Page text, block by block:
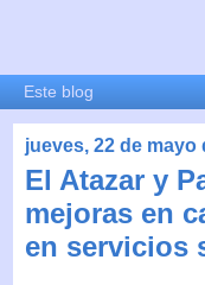
jueves, 22 de mayo
El Atazar y
mejoras en
en servicios